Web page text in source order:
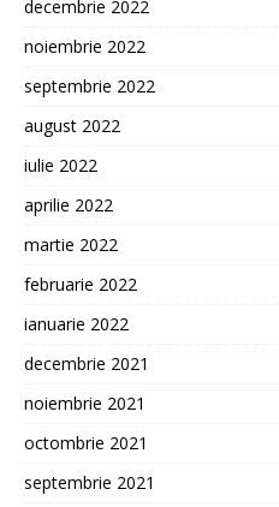
decembrie 2022
noiembrie 2022
septembrie 2022
august 2022
iulie 2022
aprilie 2022
martie 2022
februarie 2022
ianuarie 2022
decembrie 2021
noiembrie 2021
octombrie 2021
septembrie 2021